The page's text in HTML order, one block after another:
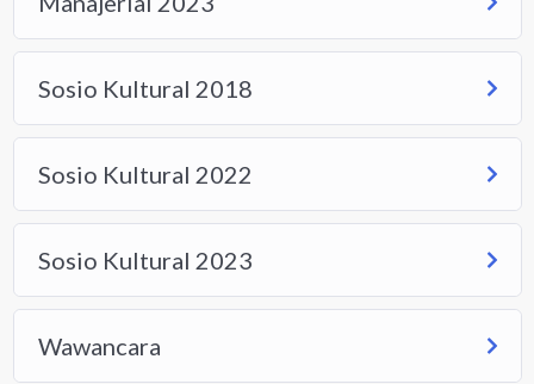
Sosio Kultural 2018
Sosio Kultural 2022
Sosio Kultural 2023
Wawancara